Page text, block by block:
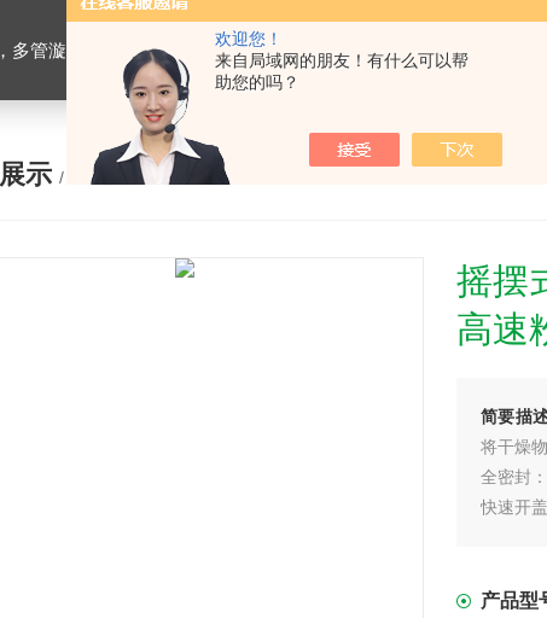
欢迎您！
来自局域网的朋友！有什么可以帮
助您的吗？
恒温混匀仪，水平摇床，牛奶抗生素恒温温育器，细菌内毒素恒温检测仪，PRP凝胶加热机孵育制备器，脂肪注射器离心机，大自血摇床，氮吹仪。
示 / PRODUCTS
摇摆
高速
简要描
将干燥
全密封
快速开
生锈,使
产品型